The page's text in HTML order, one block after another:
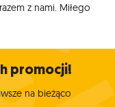
z nami. Miłego
promocji!
na bieżąco